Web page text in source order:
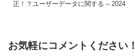
正！？ユーザーデータに関する – 2024
お気軽にコメントください！